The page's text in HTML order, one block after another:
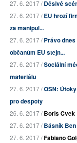
27. 6. 2017 /Děsivé
27. 6. 2017 /EU hrozí
za manipul...
27. 6. 2017 /Právo
občanům EU stejn...
27. 6. 2017 /Sociální
materiálu
27. 6. 2017 /OSN:
pro despoty
26. 6. 2017 /Boris Cvek
27. 6. 2017 /Básník
27. 6. 2017 /Fabiano